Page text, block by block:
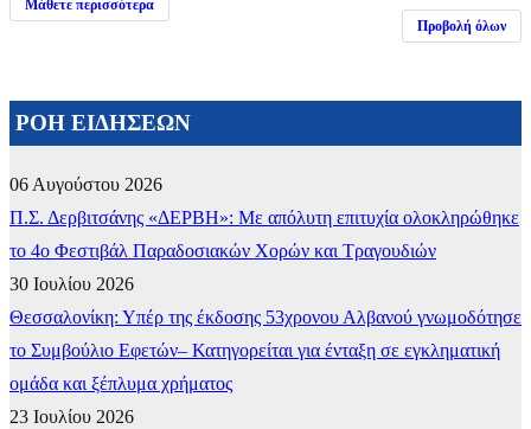
Μάθετε περισσότερα
Προβολή όλων
ΡΟΗ ΕΙΔΗΣΕΩΝ
06 Αυγούστου 2026
Π.Σ. Δερβιτσάνης «ΔΕΡΒΗ»: Με απόλυτη επιτυχία ολοκληρώθηκε
το 4ο Φεστιβάλ Παραδοσιακών Χορών και Τραγουδιών
30 Ιουλίου 2026
Θεσσαλονίκη: Υπέρ της έκδοσης 53χρονου Αλβανού γνωμοδότησε
το Συμβούλιο Εφετών– Κατηγορείται για ένταξη σε εγκληματική
ομάδα και ξέπλυμα χρήματος
23 Ιουλίου 2026